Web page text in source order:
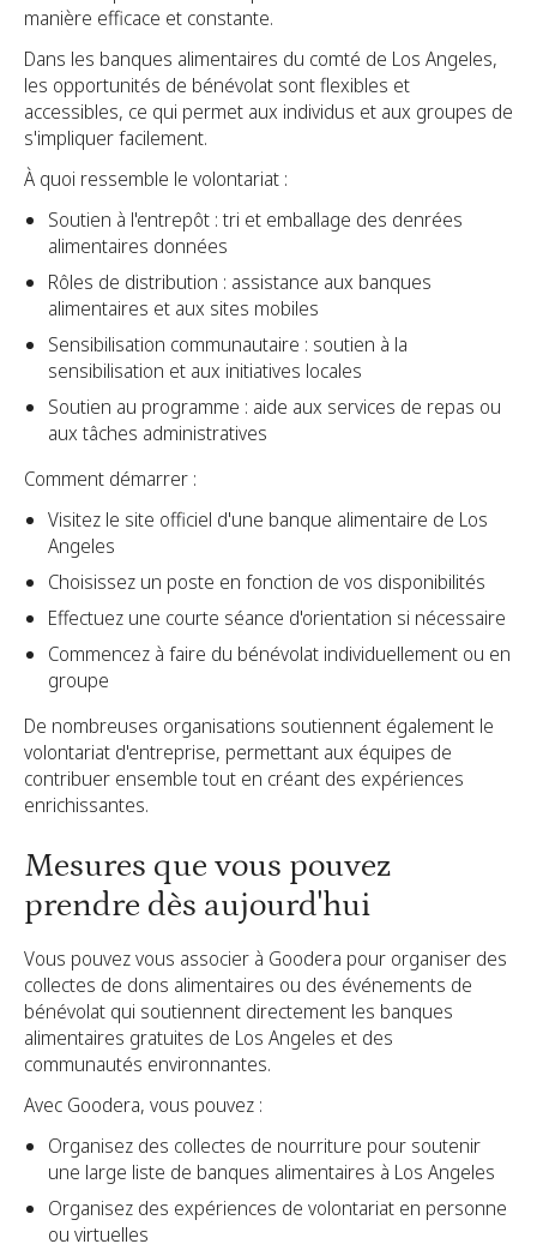
manière efficace et constante.
Dans les banques alimentaires du comté de Los Angeles,
les opportunités de bénévolat sont flexibles et
accessibles, ce qui permet aux individus et aux groupes de
s'impliquer facilement.
À quoi ressemble le volontariat :
Soutien à l'entrepôt : tri et emballage des denrées
alimentaires données
Rôles de distribution : assistance aux banques
alimentaires et aux sites mobiles
Sensibilisation communautaire : soutien à la
sensibilisation et aux initiatives locales
Soutien au programme : aide aux services de repas ou
aux tâches administratives
Comment démarrer :
Visitez le site officiel d'une banque alimentaire de Los
Angeles
Choisissez un poste en fonction de vos disponibilités
Effectuez une courte séance d'orientation si nécessaire
Commencez à faire du bénévolat individuellement ou en
groupe
De nombreuses organisations soutiennent également le
volontariat d'entreprise, permettant aux équipes de
contribuer ensemble tout en créant des expériences
enrichissantes.
Mesures que vous pouvez
prendre dès aujourd'hui
Vous pouvez vous associer à Goodera pour organiser des
collectes de dons alimentaires ou des événements de
bénévolat qui soutiennent directement les banques
alimentaires gratuites de Los Angeles et des
communautés environnantes.
Avec Goodera, vous pouvez :
Organisez des collectes de nourriture pour soutenir
une large liste de banques alimentaires à Los Angeles
Organisez des expériences de volontariat en personne
ou virtuelles